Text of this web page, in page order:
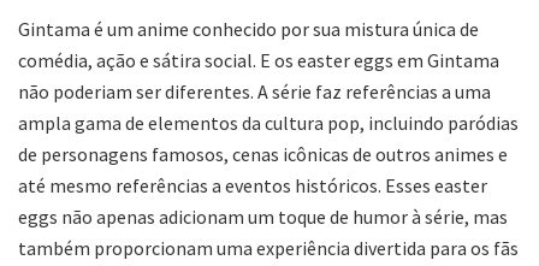
Gintama é um anime conhecido por sua mistura única de
comédia, ação e sátira social. E os easter eggs em Gintama
não poderiam ser diferentes. A série faz referências a uma
ampla gama de elementos da cultura pop, incluindo paródias
de personagens famosos, cenas icônicas de outros animes e
até mesmo referências a eventos históricos. Esses easter
eggs não apenas adicionam um toque de humor à série, mas
também proporcionam uma experiência divertida para os fãs